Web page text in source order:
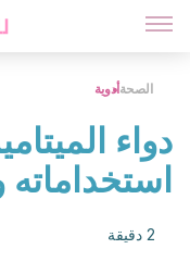
الصحةأدوية
دواء
استخداماته
2 دقيقة